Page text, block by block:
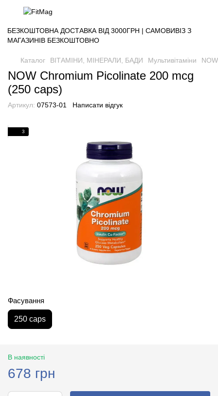
БЕЗКОШТОВНА ДОСТАВКА ВІД 3000ГРН | САМОВИВІЗ З
МАГАЗИНІВ БЕЗКОШТОВНО
Каталог ВІТАМІНИ, МІНЕРАЛИ, БАДИ Мультивітаміни
NOW Chromium Picolinate 200 mcg
(250 caps)
Артикул: 07573-01 Написати відгук
3
Фасування
250 caps
В наявності
678 грн